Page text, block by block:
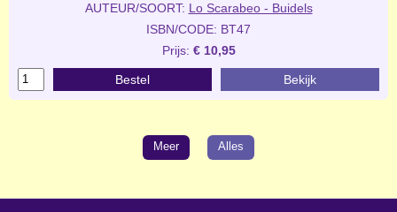
AUTEUR/SOORT: Lo Scarabeo - Buidels
ISBN/CODE: BT47
Prijs: € 10,95
Bestel Bekijk
Meer Alles